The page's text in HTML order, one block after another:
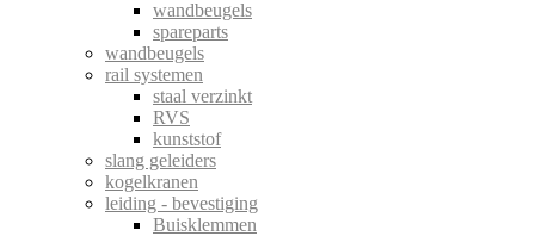
wandbeugels
spareparts
wandbeugels
rail systemen
staal verzinkt
RVS
kunststof
slang geleiders
kogelkranen
leiding - bevestiging
Buisklemmen